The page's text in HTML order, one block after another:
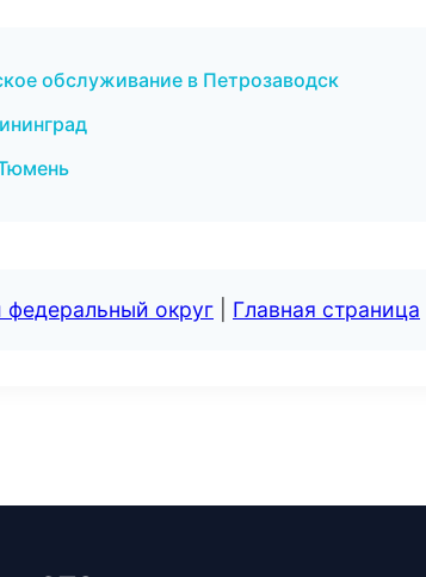
обслуживание в Петрозаводск
округ Главная страница